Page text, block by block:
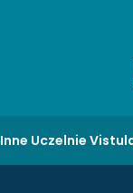
Inne Uczelnie